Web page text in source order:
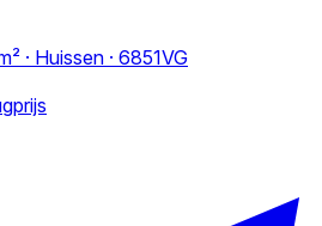
· Huissen · 6851VG